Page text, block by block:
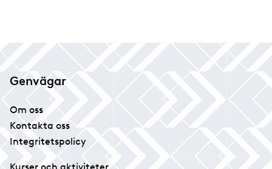
Genvägar
Om oss
Kontakta oss
Integritetspolicy